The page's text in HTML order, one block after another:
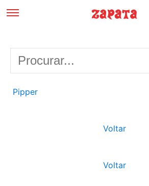
Pipper
Voltar
Voltar